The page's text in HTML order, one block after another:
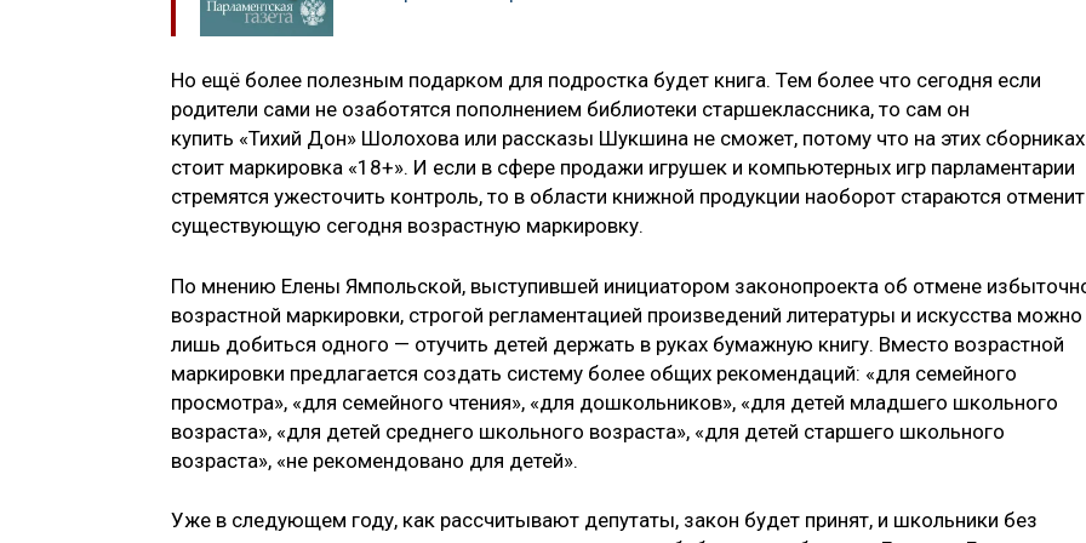
Но ещё более полезным подарком для подростка будет книга. Тем более что сегодня если
родители сами не озаботятся пополнением библиотеки старшеклассника, то сам он
купить «Тихий Дон» Шолохова или рассказы Шукшина не сможет, потому что на этих сборниках
стоит маркировка «18+». И если в сфере продажи игрушек и компьютерных игр парламентарии
стремятся ужесточить контроль, то в области книжной продукции наоборот стараются
существующую сегодня возрастную маркировку.
По мнению Елены Ямпольской, выступившей инициатором законопроекта об отмене
возрастной маркировки, строгой регламентацией произведений литературы и искусства можно
лишь добиться одного — отучить детей держать в руках бумажную книгу. Вместо возрастной
маркировки предлагается создать систему более общих рекомендаций: «для семейного
просмотра», «для семейного чтения», «для дошкольников», «для детей младшего школьного
возраста», «для детей среднего школьного возраста», «для детей старшего школьного
возраста», «не рекомендовано для детей».
Уже в следующем году, как рассчитывают депутаты, закон будет принят, и школьники без